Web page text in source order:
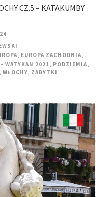
CZ.5 – KATAKUMBY
, EUROPA ZACHODNIA,
WATYKAN 2021 , PODZIEMIA,
, WŁOCHY, ZABYTKI